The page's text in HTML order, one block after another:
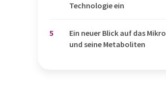
Technologie ein
5
Ein neuer Blick auf das
und seine Metaboliten